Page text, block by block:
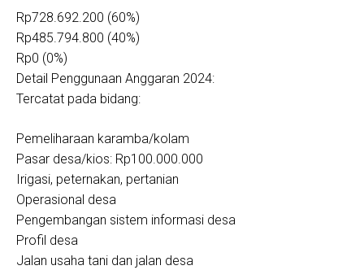
Rp728.692.200 (60%)
Rp485.794.800 (40%)
Rp0 (0%)
Detail Penggunaan Anggaran 2024:
Tercatat pada bidang:
Pemeliharaan karamba/kolam
Pasar desa/kios: Rp100.000.000
Irigasi, peternakan, pertanian
Operasional desa
Pengembangan sistem informasi desa
Profil desa
Jalan usaha tani dan jalan desa